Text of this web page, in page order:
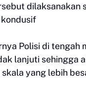
dilaksanakan
Polisi di
lanjuti sehingga
yang lebih